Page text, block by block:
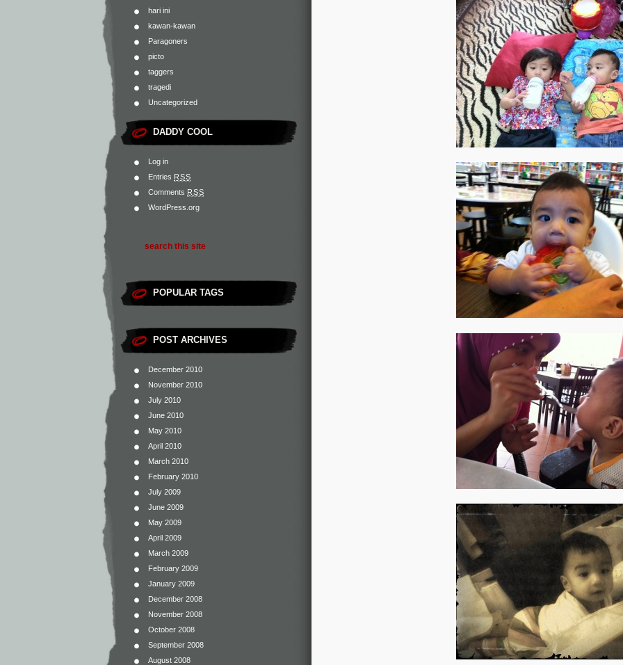
hari ini
kawan-kawan
Paragoners
picto
taggers
tragedi
Uncategorized
DADDY COOL
Log in
Entries RSS
Comments RSS
WordPress.org
POPULAR TAGS
POST ARCHIVES
December 2010
November 2010
July 2010
June 2010
May 2010
April 2010
March 2010
February 2010
July 2009
June 2009
May 2009
April 2009
March 2009
February 2009
January 2009
December 2008
November 2008
October 2008
September 2008
August 2008